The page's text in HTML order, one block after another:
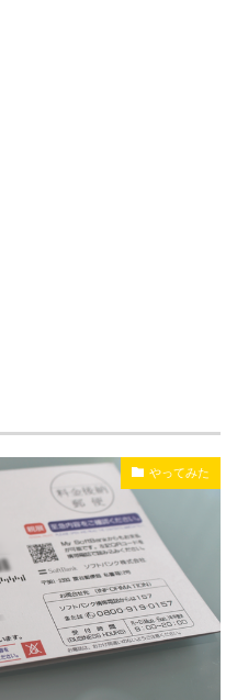
やってみた